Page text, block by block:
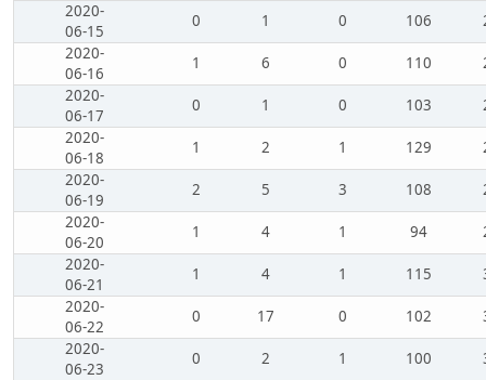
2020-
06-15
0 1 0 106
2020-
06-16
1 6 0 110
2020-
06-17
0 1 0 103
2020-
06-18
1 2 1 129
2020-
06-19
2 5 3 108
2020-
06-20
1 4 1 94
2020-
06-21
1 4 1 115
2020-
06-22
0 17 0 102
2020-
06-23
0 2 1 100